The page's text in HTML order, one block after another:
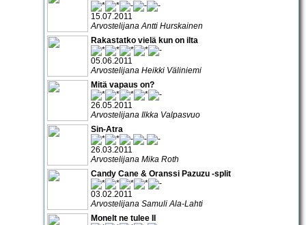
15.07.2011
Arvostelijana Antti Hurskainen
Rakastatko vielä kun on ilta
05.06.2011
Arvostelijana Heikki Väliniemi
Mitä vapaus on?
26.05.2011
Arvostelijana Ilkka Valpasvuo
Sin-Atra
26.03.2011
Arvostelijana Mika Roth
Candy Cane & Oranssi Pazuzu -split
03.02.2011
Arvostelijana Samuli Ala-Lahti
Monelt ne tulee II